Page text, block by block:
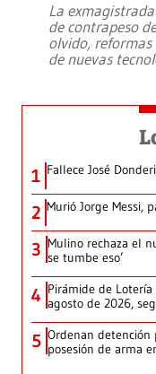
La
de contrapeso
olvido, reformas
de nuevas
1 Fallece José
2 Murió Jorge Messi,
3 Mulino rechaza el
se tumbe eso’
4 Pirámide de
agosto de 2026,
5 Ordenan detención
posesión de arma